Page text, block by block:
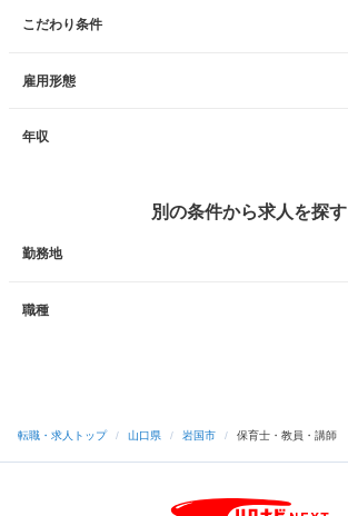
こだわり条件
雇用形態
年収
別の条件から求人を探す
勤務地
職種
転職・求人トップ / 山口県 / 岩国市 / 保育士・教員・講師